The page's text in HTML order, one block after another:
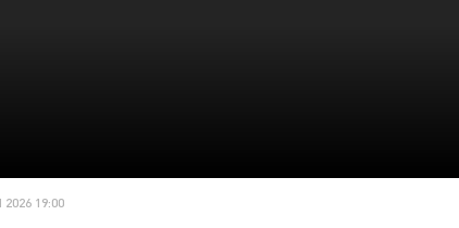
19:00